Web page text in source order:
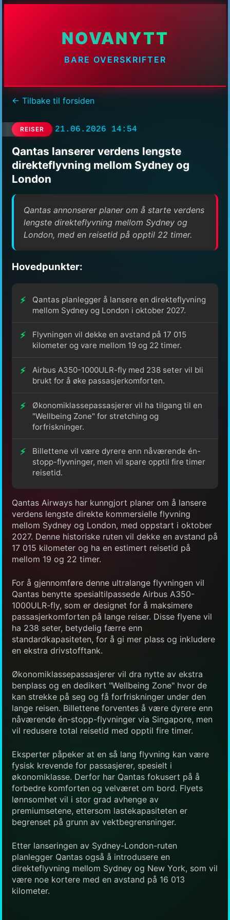
NOVANYTT
BARE OVERSKRIFTER
← Tilbake til forsiden
REISER 21.06.2026 14:54
Qantas lanserer verdens lengste
direkteflyvning mellom Sydney og
London
Qantas annonserer planer om å starte verdens
lengste direkteflyvning mellom Sydney og
London, med en reisetid på opptil 22 timer.
Hovedpunkter:
Qantas planlegger å lansere en direkteflyvning
mellom Sydney og London i oktober 2027.
Flyvningen vil dekke en avstand på 17 015
kilometer og vare mellom 19 og 22 timer.
Airbus A350-1000ULR-fly med 238 seter vil bli
brukt for å øke passasjerkomforten.
Økonomiklassepassasjerer vil ha tilgang til en
"Wellbeing Zone" for stretching og
forfriskninger.
Billettene vil være dyrere enn nåværende én-
stopp-flyvninger, men vil spare opptil fire timer
reisetid.
Qantas Airways har kunngjort planer om å lansere
verdens lengste direkte kommersielle flyvning
mellom Sydney og London, med oppstart i oktober
2027. Denne historiske ruten vil dekke en avstand på
17 015 kilometer og ha en estimert reisetid på
mellom 19 og 22 timer.
For å gjennomføre denne ultralange flyvningen vil
Qantas benytte spesialtilpassede Airbus A350-
1000ULR-fly, som er designet for å maksimere
passasjerkomforten på lange reiser. Disse flyene vil
ha 238 seter, betydelig færre enn
standardkapasiteten, for å gi mer plass og inkludere
en ekstra drivstofftank.
Økonomiklassepassasjerer vil dra nytte av ekstra
benplass og en dedikert "Wellbeing Zone" hvor de
kan strekke på seg og få forfriskninger under den
lange reisen. Billettene forventes å være dyrere enn
nåværende én-stopp-flyvninger via Singapore, men
vil redusere total reisetid med opptil fire timer.
Eksperter påpeker at en så lang flyvning kan være
fysisk krevende for passasjerer, spesielt i
økonomiklasse. Derfor har Qantas fokusert på å
forbedre komforten og velværet om bord. Flyets
lønnsomhet vil i stor grad avhenge av
premiumsetene, ettersom lastekapasiteten er
begrenset på grunn av vektbegrensninger.
Etter lanseringen av Sydney-London-ruten
planlegger Qantas også å introdusere en
direkteflyvning mellom Sydney og New York, som vil
være noe kortere med en avstand på 16 013
kilometer.